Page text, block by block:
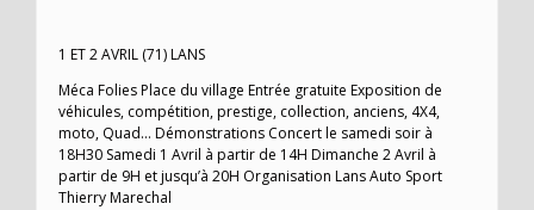
1 ET 2 AVRIL (71) LANS
Méca Folies Place du village Entrée gratuite Exposition de
véhicules, compétition, prestige, collection, anciens, 4X4,
moto, Quad… Démonstrations Concert le samedi soir à
18H30 Samedi 1 Avril à partir de 14H Dimanche 2 Avril à
partir de 9H et jusqu’à 20H Organisation Lans Auto Sport
Thierry Marechal